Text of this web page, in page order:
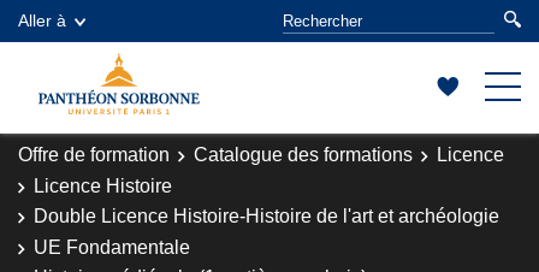
Aller à
Offre de formation Catalogue des formations
Licence
Licence Histoire
Double Licence Histoire-Histoire de l'art et archéologie
UE Fondamentale